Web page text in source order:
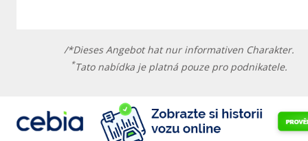
/*Dieses Angebot hat nur informativen Charakter.
*Tato nabídka je platná pouze pro podnikatele.